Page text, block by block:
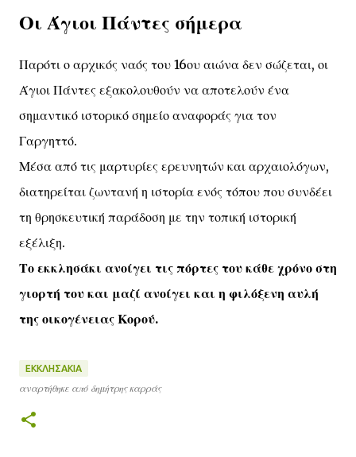
Οι Άγιοι Πάντες σήμερα
Παρότι ο αρχικός ναός του 16ου αιώνα δεν σώζεται, οι
Άγιοι Πάντες εξακολουθούν να αποτελούν ένα
σημαντικό ιστορικό σημείο αναφοράς για τον
Γαργηττό.
Μέσα από τις μαρτυρίες ερευνητών και αρχαιολόγων,
διατηρείται ζωντανή η ιστορία ενός τόπου που συνδέει
τη θρησκευτική παράδοση με την τοπική ιστορική
εξέλιξη.
Το εκκλησάκι ανοίγει τις πόρτες του κάθε χρόνο στη
γιορτή του και μαζί ανοίγει και η φιλόξενη αυλή
της οικογένειας Κορού.
ΕΚΚΛΗΣΑΚΙΑ
αναρτήθηκε από δημήτρης καρράς